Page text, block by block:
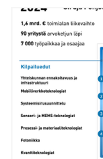
kehittäjille ja
nopeita
biohybridejä ja